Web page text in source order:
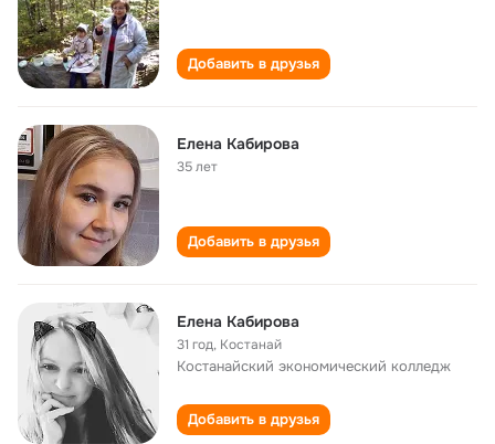
Добавить в друзья
Елена Кабирова
35 лет
Добавить в друзья
Елена Кабирова
31 год, Костанай
Костанайский экономический колледж
Добавить в друзья